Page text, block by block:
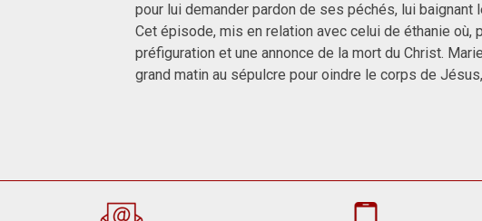
pour lui demander pardon de ses péchés, lui
Cet épisode, mis en relation avec celui de éthanie
préfiguration et une annonce de la mort du Christ.
grand matin au sépulcre pour oindre le corps de